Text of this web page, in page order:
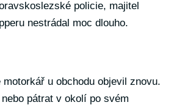
policie, majitel
nestrádal moc dlouho.
u obchodu objevil znovu.
pátrat v okolí po svém